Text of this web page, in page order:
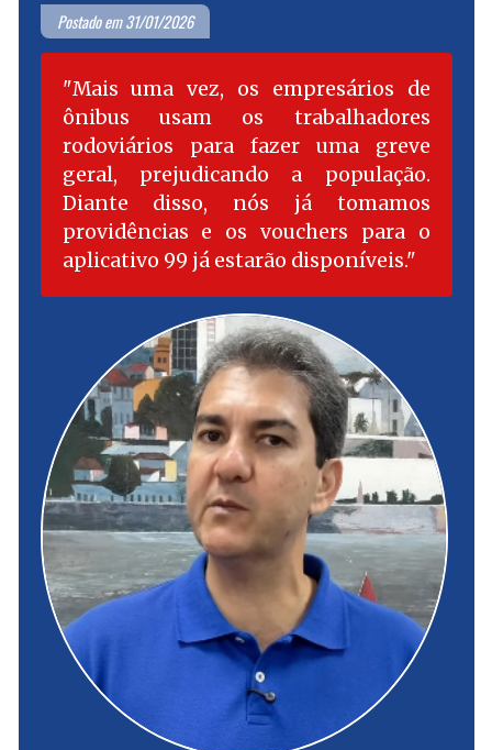
Postado em 31/01/2026
Mais uma vez, os empresários de
ônibus usam os trabalhadores
rodoviários para fazer uma greve
geral, prejudicando a população.
Diante disso, nós já tomamos
providências e os vouchers para o
aplicativo 99 já estarão disponíveis.